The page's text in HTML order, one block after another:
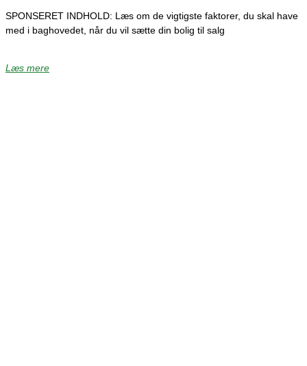
SPONSERET INDHOLD: Læs om de vigtigste faktorer, du skal have
med i baghovedet, når du vil sætte din bolig til salg
Læs mere